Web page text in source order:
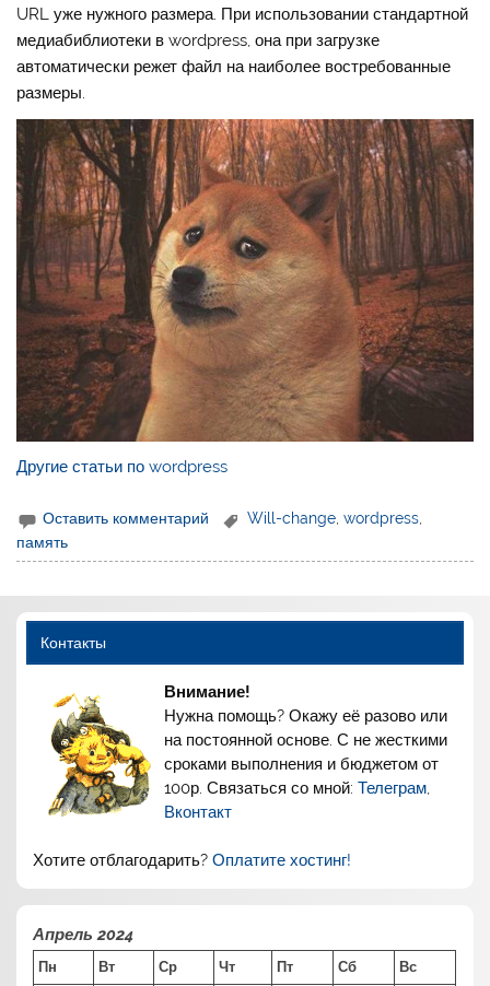
URL уже нужного размера. При использовании стандартной
медиабиблиотеки в wordpress, она при загрузке
автоматически режет файл на наиболее востребованные
размеры.
Другие статьи по wordpress
Оставить комментарий Will-change,wordpress,
память
Контакты
Внимание!
Нужна помощь? Окажу её разово или
на постоянной основе. С не жесткими
сроками выполнения и бюджетом от
100р. Связаться со мной:Телеграм
Вконтакт
Хотите отблагодарить?Оплатите хостинг!
Апрель 2024
Пн Вт Ср Чт Пт Сб Вс